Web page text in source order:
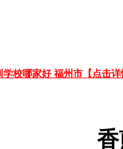
哪家好 福州市【点击详情】